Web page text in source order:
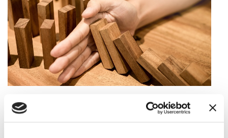
Sei sovraindebitato e vuoi uscirne per iniziare
una nuova vita?